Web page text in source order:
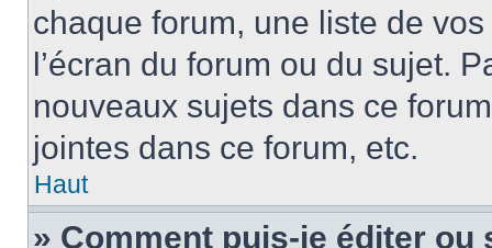
chaque forum, une liste de
l’écran du forum ou du sujet.
nouveaux sujets dans ce
jointes dans ce forum, etc.
Haut
» Comment puis-je éditer